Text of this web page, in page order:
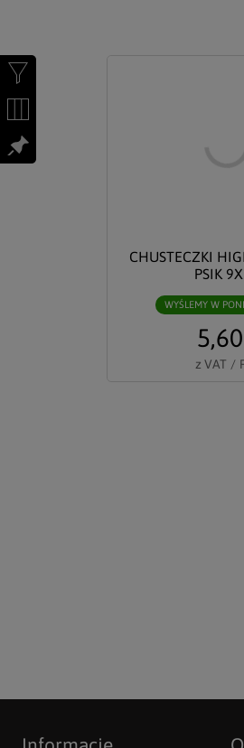
CHUSTECZKI
PSIK
WYŚLEMY W
5,60
z VAT /